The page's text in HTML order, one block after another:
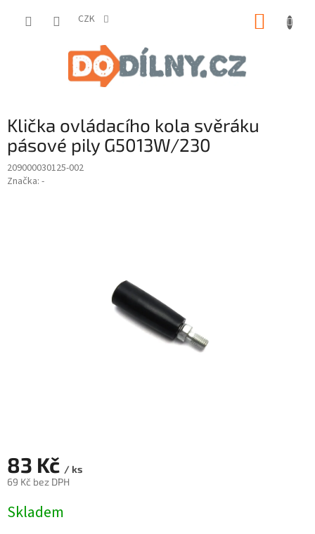
CZK
Klička ovládacího kola svěráku
pásové pily G5013W/230
209000030125-002
Značka: -
83 Kč / ks
69 Kč bez DPH
cena:
Skladem